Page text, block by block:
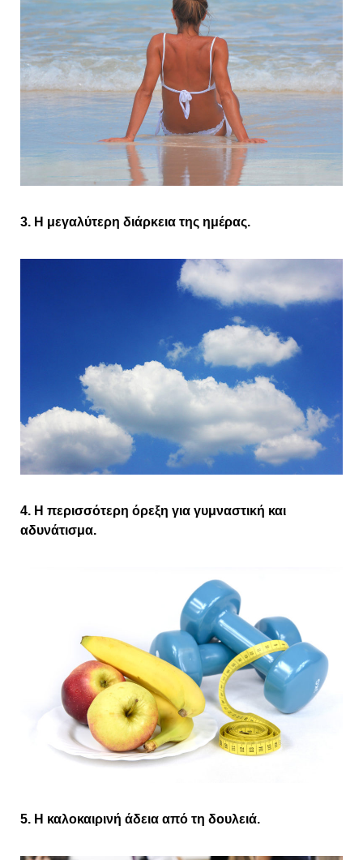
3. Η μεγαλύτερη διάρκεια της ημέρας.
4. Η περισσότερη όρεξη για γυμναστική και
αδυνάτισμα.
5. Η καλοκαιρινή άδεια από τη δουλειά.